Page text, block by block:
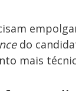
do
mais